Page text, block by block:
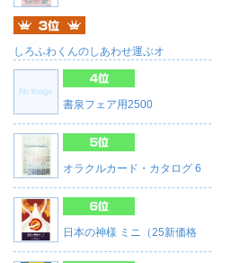
しろふわくんのしあわせ運ぶオ
書泉フェア用2500
オラクルカード・カタログ 6
日本の神様 ミニ（25新価格